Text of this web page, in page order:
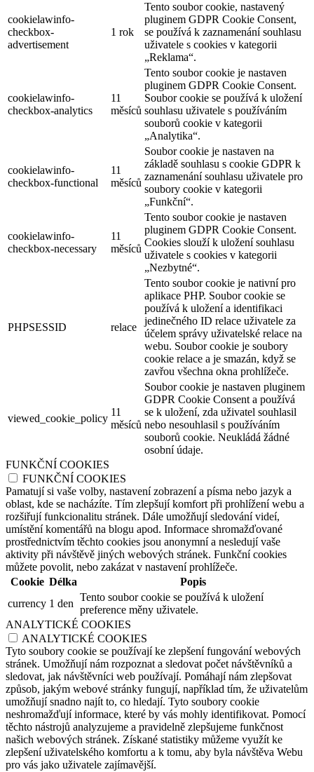
cookielawinfo-
checkbox-
advertisement
1 rok
Tento soubor cookie, nastavený
pluginem GDPR Cookie Consent,
se používá k zaznamenání souhlasu
uživatele s cookies v kategorii
„Reklama“.
cookielawinfo-
checkbox-analytics
11
měsíců
Tento soubor cookie je nastaven
pluginem GDPR Cookie Consent.
Soubor cookie se používá k uložení
souhlasu uživatele s používáním
souborů cookie v kategorii
„Analytika“.
cookielawinfo-
checkbox-functional
11
měsíců
Soubor cookie je nastaven na
základě souhlasu s cookie GDPR k
zaznamenání souhlasu uživatele pro
soubory cookie v kategorii
„Funkční“.
cookielawinfo-
checkbox-necessary
11
měsíců
Tento soubor cookie je nastaven
pluginem GDPR Cookie Consent.
Cookies slouží k uložení souhlasu
uživatele s cookies v kategorii
„Nezbytné“.
PHPSESSID relace
Tento soubor cookie je nativní pro
aplikace PHP. Soubor cookie se
používá k uložení a identifikaci
jedinečného ID relace uživatele za
účelem správy uživatelské relace na
webu. Soubor cookie je soubory
cookie relace a je smazán, když se
zavřou všechna okna prohlížeče.
viewed_cookie_policy
11
měsíců
Soubor cookie je nastaven pluginem
GDPR Cookie Consent a používá
se k uložení, zda uživatel souhlasil
nebo nesouhlasil s používáním
souborů cookie. Neukládá žádné
osobní údaje.
FUNKČNÍ COOKIES
FUNKČNÍ COOKIES
Pamatují si vaše volby, nastavení zobrazení a písma nebo jazyk a
oblast, kde se nacházíte. Tím zlepšují komfort při prohlížení webu a
rozšiřují funkcionalitu stránek. Dále umožňují sledování videí,
umístění komentářů na blogu apod. Informace shromažďované
prostřednictvím těchto cookies jsou anonymní a nesledují vaše
aktivity při návštěvě jiných webových stránek. Funkční cookies
můžete povolit, nebo zakázat v nastavení prohlížeče.
Cookie Délka
Popis
currency 1 den
Tento soubor cookie se používá k uložení
preference měny uživatele.
ANALYTICKÉ COOKIES
ANALYTICKÉ COOKIES
Tyto soubory cookie se používají ke zlepšení fungování webových
stránek. Umožňují nám rozpoznat a sledovat počet návštěvníků a
sledovat, jak návštěvníci web používají. Pomáhají nám zlepšovat
způsob, jakým webové stránky fungují, například tím, že uživatelům
umožňují snadno najít to, co hledají. Tyto soubory cookie
neshromažďují informace, které by vás mohly identifikovat. Pomocí
těchto nástrojů analyzujeme a pravidelně zlepšujeme funkčnost
našich webových stránek. Získané statistiky můžeme využít ke
zlepšení uživatelského komfortu a k tomu, aby byla návštěva Webu
pro vás jako uživatele zajímavější.